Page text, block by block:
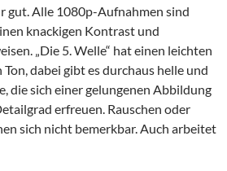
gut. Alle 1080p-Aufnahmen sind
knackigen Kontrast und
„Die 5. Welle“ hat einen leichten
dabei gibt es durchaus helle und
die sich einer gelungenen Abbildung
erfreuen. Rauschen oder
sich nicht bemerkbar. Auch arbeitet